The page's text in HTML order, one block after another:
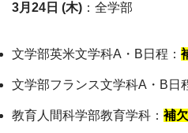
3月24日 (木) ：全学部
文学部英米文学科A・B日程：
文学部フランス文学科A・B日
教育人間科学部教育学科： 補